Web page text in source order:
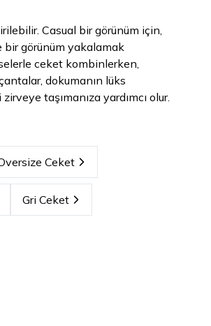
Casual bir görünüm için,
görünüm yakalamak
ceket kombinlerken,
dokumanın lüks
taşımanıza yardımcı olur.
Ceket
Gri Ceket